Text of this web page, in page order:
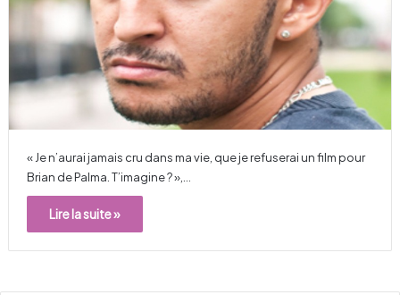
« Je n’aurai jamais cru dans ma vie, que je refuserai un film pour
Brian de Palma. T’imagine ? »,…
Lire la suite »